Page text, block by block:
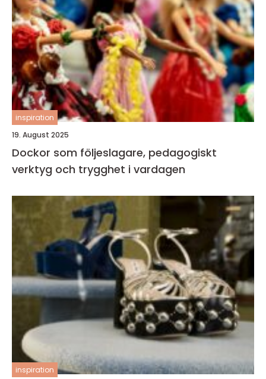
inspiration
19. August 2025
Dockor som följeslagare, pedagogiskt
verktyg och trygghet i vardagen
inspiration